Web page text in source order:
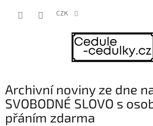
CZK
Archivní noviny ze dne
SVOBODNÉ SLOVO s
přáním zdarma